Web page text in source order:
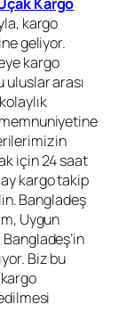
kargo
geliyor.
kargo
arası
için 24 saat
kargo takip
Bangladeş
Uygun
Biz bu